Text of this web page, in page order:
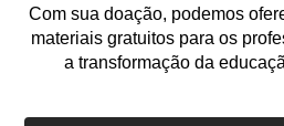
Com sua doação, podemos
materiais gratuitos para os
a transformação da